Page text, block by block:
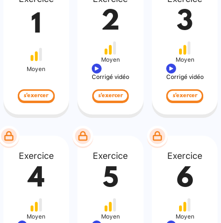
1
Moyen
s'exercer
2
Moyen
Corrigé vidéo
s'exercer
3
Moyen
Corrigé vidéo
s'exercer
Exercice
4
Moyen
Exercice
5
Moyen
Exercice
6
Moyen